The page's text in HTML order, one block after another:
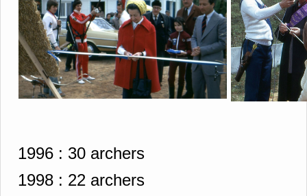
1996 : 30 archers
1998 : 22 archers